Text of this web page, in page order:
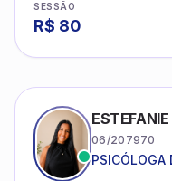
SESSÃO
R$ 80
06/207970